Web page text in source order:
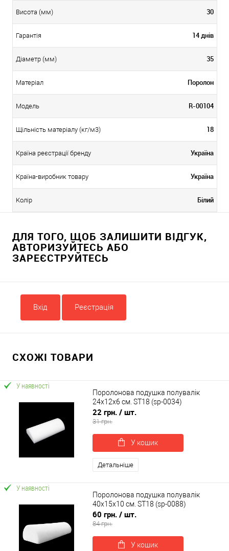
Висота (мм) 30
Гарантія 14 днів
Діаметр (мм) 35
Матеріал Поролон
Модель R-00104
Щільність матеріалу (кг/м3) 18
Країна реєстрації бренду Україна
Країна-виробник товару Україна
Колір Білий
ДЛЯ ТОГО, ЩОБ ЗАЛИШИТИ ВІДГУК,
АВТОРИЗУЙТЕСЬ АБО
ЗАРЕЄСТРУЙТЕСЬ
Вхід Реєстрація
СХОЖІ ТОВАРИ
У наявності
Поролонова подушка полувалік
24х12х6 см. ST18 (sp-0034)
22 грн. / шт.
31 грн.
У кошик
Детальніше
У наявності
Поролонова подушка полувалік
40х15х10 см. ST18 (sp-0088)
60 грн. / шт.
84 грн.
У кошик